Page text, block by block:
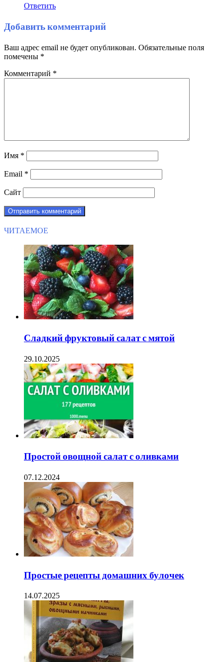
Ответить
Добавить комментарий
Ваш адрес email не будет опубликован. Обязательные поля
помечены *
Комментарий *
Имя *
Email *
Сайт
ЧИТАЕМОЕ
Сладкий фруктовый салат с мятой
29.10.2025
Простой овощной салат с оливками
07.12.2024
Простые рецепты домашних булочек
14.07.2025